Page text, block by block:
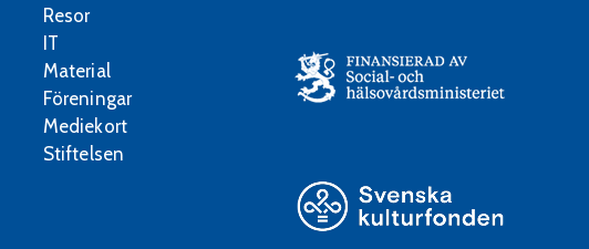
Resor
IT
Material
Föreningar
Mediekort
Stiftelsen